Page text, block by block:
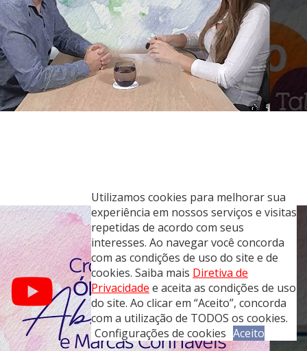
Utilizamos cookies para melhorar sua
experiência em nossos serviços e visitas
repetidas de acordo com seus
interesses. Ao navegar você concorda
com as condições de uso do site e de
cookies. Saiba mais Diretiva de
Privacidade e aceita as condições de uso
do site. Ao clicar em “Aceito”, concorda
com a utilização de TODOS os cookies.
Configurações de cookies Aceito